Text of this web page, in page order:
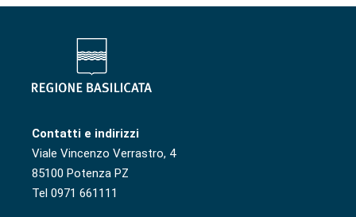
Contatti e indirizzi
Viale Vincenzo Verrastro, 4
85100 Potenza PZ
Tel 0971 661111